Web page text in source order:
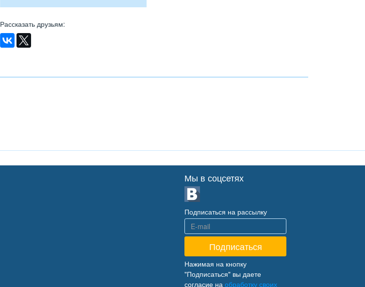
Рассказать друзьям:
Мы в соцсетях
Подписаться на рассылку
Нажимая на кнопку
"Подписаться" вы даете
согласие на обработку своих